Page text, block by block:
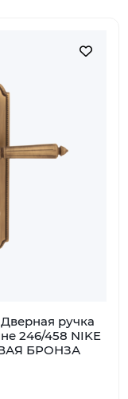
ручка
246/458 NIKE
БРОНЗА